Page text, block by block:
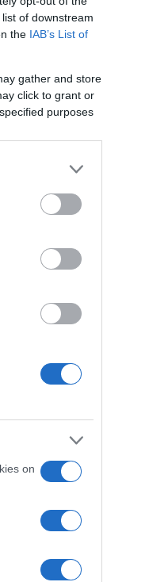
of downstream
the IAB’s List of
gather and store
click to grant or
purposes
on